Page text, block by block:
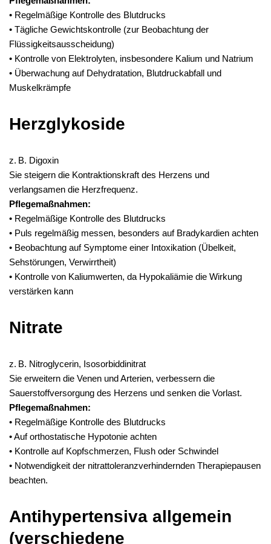
• Regelmäßige Kontrolle des Blutdrucks
• Tägliche Gewichtskontrolle (zur Beobachtung der
Flüssigkeitsausscheidung)
• Kontrolle von Elektrolyten, insbesondere Kalium und Natrium
• Überwachung auf Dehydratation, Blutdruckabfall und
Muskelkrämpfe
Herzglykoside
z. B. Digoxin
Sie steigern die Kontraktionskraft des Herzens und
verlangsamen die Herzfrequenz.
Pflegemaßnahmen:
• Regelmäßige Kontrolle des Blutdrucks
• Puls regelmäßig messen, besonders auf Bradykardien achten
• Beobachtung auf Symptome einer Intoxikation (Übelkeit,
Sehstörungen, Verwirrtheit)
• Kontrolle von Kaliumwerten, da Hypokaliämie die Wirkung
verstärken kann
Nitrate
z. B. Nitroglycerin, Isosorbiddinitrat
Sie erweitern die Venen und Arterien, verbessern die
Sauerstoffversorgung des Herzens und senken die Vorlast.
Pflegemaßnahmen:
• Regelmäßige Kontrolle des Blutdrucks
• Auf orthostatische Hypotonie achten
• Kontrolle auf Kopfschmerzen, Flush oder Schwindel
• Notwendigkeit der nitrattoleranzverhindernden Therapiepausen
beachten.
Antihypertensiva allgemein
(verschiedene